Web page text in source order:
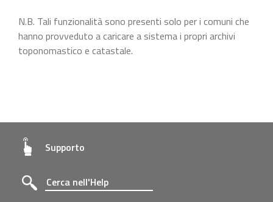
N.B. Tali funzionalità sono presenti solo per i comuni che
hanno provveduto a caricare a sistema i propri archivi
toponomastico e catastale.
Supporto